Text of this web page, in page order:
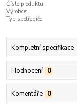
Číslo produktu:
Výrobce:
Typ spotřebiče:
Kompletní specifikace
Hodnocení 0
Komentáře 0